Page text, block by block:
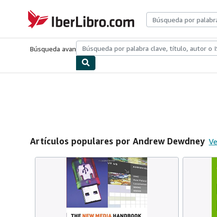
IberLibro.com
Búsqueda avanzadaColecciones Libros antiguosArte y
Artículos populares por Andrew Dewdney